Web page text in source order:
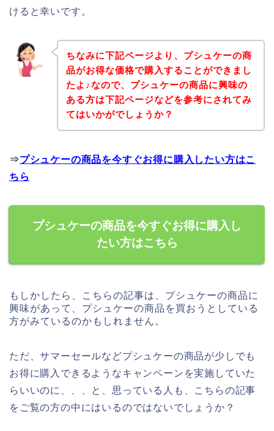
けると幸いです。
ちなみに下記ページより、プシュケーの商
品がお得な価格で購入することができまし
たよ♪なので、プシュケーの商品に興味の
ある方は下記ページなどを参考にされてみ
てはいかがでしょうか？
⇒プシュケーの商品を今すぐお得に購入したい方はこ
ちら
プシュケーの商品を今すぐお得に購入し
たい方はこちら
もしかしたら、こちらの記事は、プシュケーの商品に
興味があって、プシュケーの商品を買おうとしている
方がみているのかもしれません。
ただ、サマーセールなどプシュケーの商品が少しでも
お得に購入できるようなキャンペーンを実施していた
らいいのに、、、と、思っている人も、こちらの記事
をご覧の方の中にはいるのではないでしょうか？